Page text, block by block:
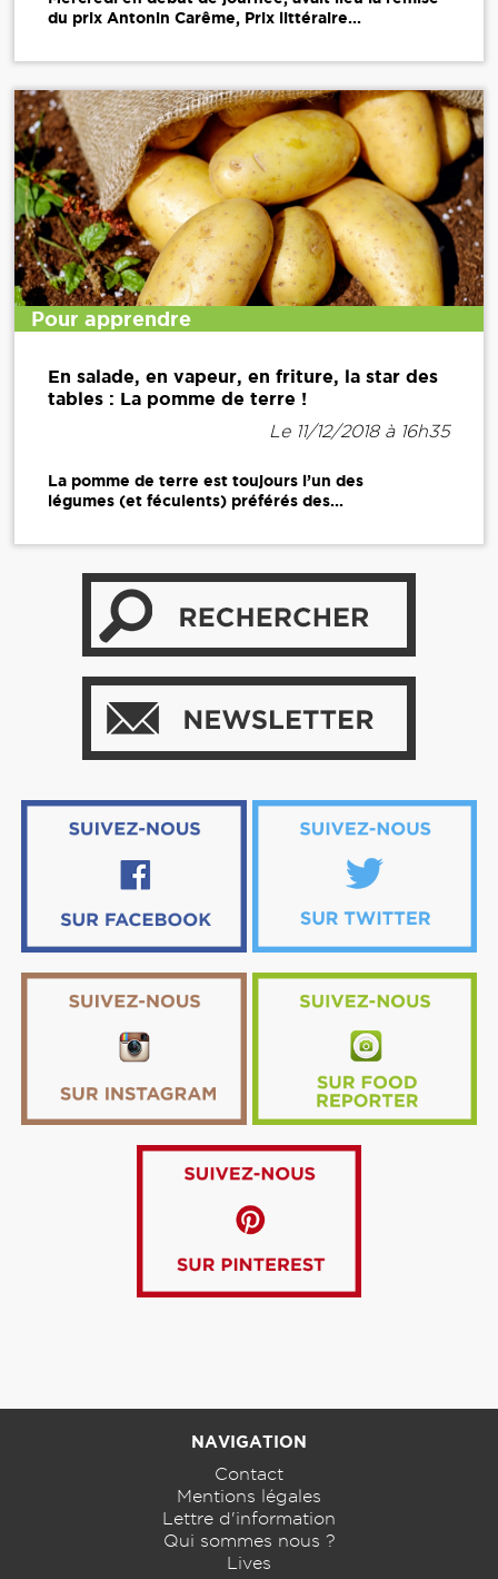
du prix Antonin Carême, Prix littéraire...
Pour apprendre
En salade, en vapeur, en friture, la star des
tables : La pomme de terre !
Le 11/12/2018 à 16h35
La pomme de terre est toujours l’un des
légumes (et féculents) préférés des...
NAVIGATION
Contact
Mentions légales
Lettre d'information
Qui sommes nous ?
Lives